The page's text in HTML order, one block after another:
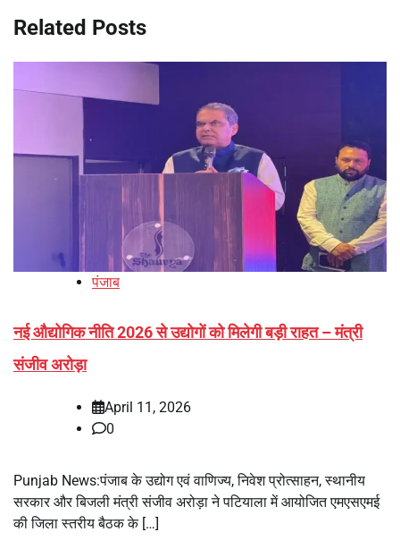
Related Posts
पंजाब
नई औद्योगिक नीति 2026 से उद्योगों को मिलेगी बड़ी राहत – मंत्री
संजीव अरोड़ा
April 11, 2026
0
Punjab News:पंजाब के उद्योग एवं वाणिज्य, निवेश प्रोत्साहन, स्थानीय
सरकार और बिजली मंत्री संजीव अरोड़ा ने पटियाला में आयोजित एमएसएमई
की जिला स्तरीय बैठक के […]